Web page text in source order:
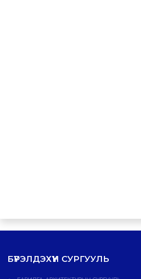
БҮРЭЛДЭХҮҮН СУРГУУЛЬ